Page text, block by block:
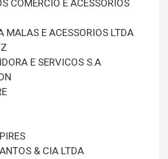
COMERCIO E ACESSORIOS
MALAS E ACESSORIOS LTDA
E SERVICOS S.A
& CIA LTDA